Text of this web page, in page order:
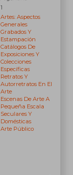
1
Artes: Aspectos
Generales
Grabados Y
Estampación
Catálogos De
Exposiciones Y
Colecciones
Específicas
Retratos Y
Autorretratos En El
Arte
Escenas De Arte A
Pequeña Escala
Seculares Y
Domésticas
Arte Público